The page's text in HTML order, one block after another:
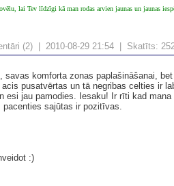
lai Tev līdzīgi kā man rodas arvien jaunas un jaunas
(2) | 2010-08-29 21:54 | Skatīts:
savas komforta zonas paplašināšanai,
pusatvērtas un tā negribas celties ir
esi jau pamodies. Iesaku! Ir rīti kad
pacenties sajūtas ir pozitīvas.
:)